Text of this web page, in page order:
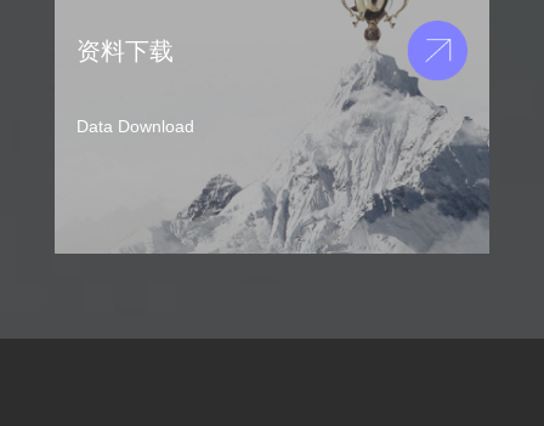
资料下载
Data Download